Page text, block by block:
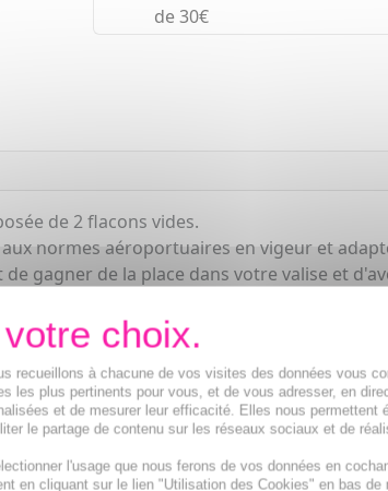
de 30€
de 2 flacons vides.
normes aéroportuaires en vigeur et
gagner de la place dans votre valise et
recueillons à chacune de vos visites des données vous
les plus pertinents pour vous, et de vous adresser, en
et de mesurer leur efficacité. Elles nous permettent
le partage de contenu sur les réseaux sociaux et de
l'usage que nous ferons de vos données en
en cliquant sur le lien "Utilisation des Cookies" en bas de